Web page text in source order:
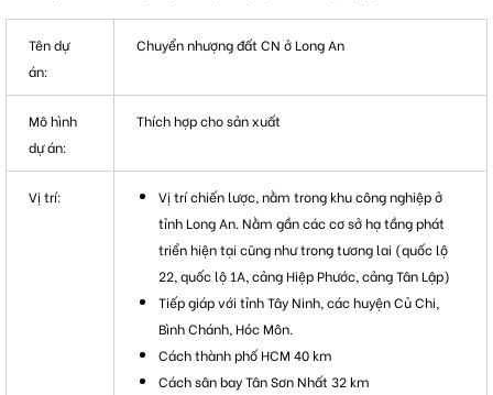
Tên dự
án:
Chuyển nhượng đất CN ở Long An
Mô hình
dự án:
Thích hợp cho sản xuất
Vị trí:
Vị trí chiến lược, nằm trong khu công nghiệp ở
tỉnh Long An. Nằm gần các cơ sở hạ tầng phát
triển hiện tại cũng như trong tương lai (quốc lộ
22, quốc lộ 1A, cảng Hiệp Phước, cảng Tân Lập)
Tiếp giáp với tỉnh Tây Ninh, các huyện Củ Chi,
Bình Chánh, Hóc Môn.
Cách thành phố HCM 40 km
Cách sân bay Tân Sơn Nhất 32 km